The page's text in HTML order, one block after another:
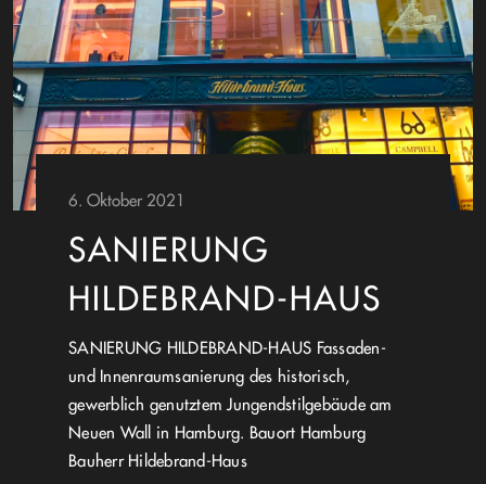
6. Oktober 2021
SANIERUNG
HILDEBRAND-HAUS
SANIERUNG HILDEBRAND-HAUS Fassaden-
und Innenraumsanierung des historisch,
gewerblich genutztem Jungendstilgebäude am
Neuen Wall in Hamburg. Bauort Hamburg
Bauherr Hildebrand-Haus